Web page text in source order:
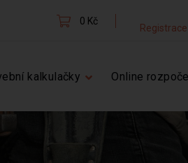
0 Kč
kalkulačky Online